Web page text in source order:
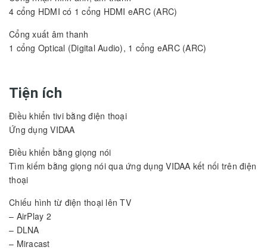
4 cổng HDMI có 1 cổng HDMI eARC (ARC)
Cổng xuất âm thanh
1 cổng Optical (Digital Audio), 1 cổng eARC (ARC)
Tiện ích
Điều khiển tivi bằng điện thoại
Ứng dụng VIDAA
Điều khiển bằng giọng nói
Tìm kiếm bằng giọng nói qua ứng dụng VIDAA kết nối trên điện
thoại
Chiếu hình từ điện thoại lên TV
– AirPlay 2
– DLNA
– Miracast